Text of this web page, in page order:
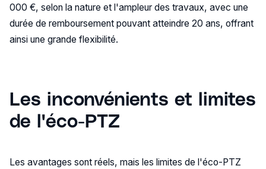
000 €, selon la nature et l'ampleur des travaux, avec une
durée de remboursement pouvant atteindre 20 ans, offrant
ainsi une grande flexibilité​.
Les inconvénients et limites
de l'éco-PTZ
Les avantages sont réels, mais les limites de l'éco-PTZ